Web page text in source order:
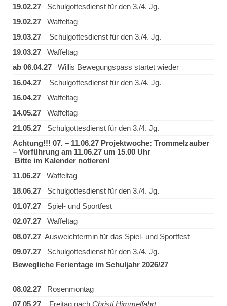
19.02.27 Schulgottesdienst für den 3./4. Jg.
19.02.27 Waffeltag
19.03.27 Schulgottesdienst für den 3./4. Jg.
19.03.27 Waffeltag
ab 06.04.27 Willis Bewegungspass startet wieder
16.04.27 Schulgottesdienst für den 3./4. Jg.
16.04.27 Waffeltag
14.05.27 Waffeltag
21.05.27 Schulgottesdienst für den 3./4. Jg.
Achtung!!! 07. – 11.06.27 Projektwoche: Trommelzauber
– Vorführung am 11.06.27 um 15.00 Uhr
Bitte im Kalender notieren!
11.06.27 Waffeltag
18.06.27 Schulgottesdienst für den 3./4. Jg.
01.07.27 Spiel- und Sportfest
02.07.27 Waffeltag
08.07.27 Ausweichtermin für das Spiel- und Sportfest
09.07.27 Schulgottesdienst für den 3./4. Jg.
Bewegliche Ferientage im Schuljahr 2026/27
08.02.27 Rosenmontag
07.05.27 Freitag nach Christi Himmelfahrt